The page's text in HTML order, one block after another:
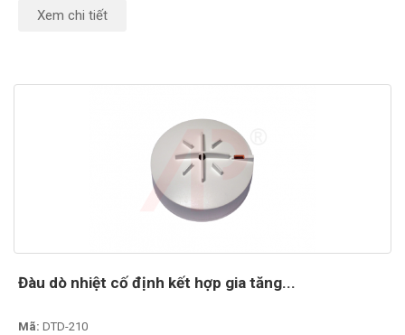
Xem chi tiết
Đàu dò nhiệt cố định kết hợp gia tăng...
Mã: DTD-210